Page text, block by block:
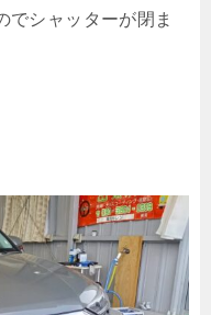
でシャッターが閉ま